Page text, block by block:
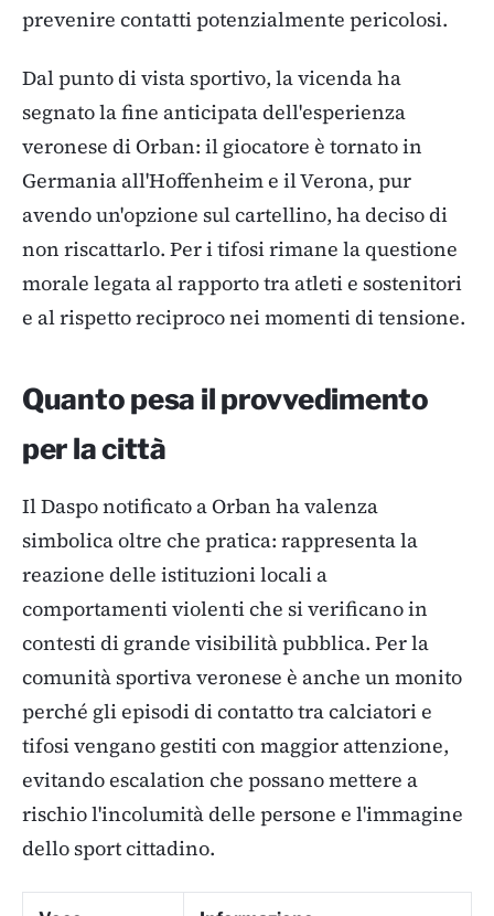
prevenire contatti potenzialmente pericolosi.
Dal punto di vista sportivo, la vicenda ha
segnato la fine anticipata dell'esperienza
veronese di Orban: il giocatore è tornato in
Germania all'Hoffenheim e il Verona, pur
avendo un'opzione sul cartellino, ha deciso di
non riscattarlo. Per i tifosi rimane la questione
morale legata al rapporto tra atleti e sostenitori
e al rispetto reciproco nei momenti di tensione.
Quanto pesa il provvedimento
per la città
Il Daspo notificato a Orban ha valenza
simbolica oltre che pratica: rappresenta la
reazione delle istituzioni locali a
comportamenti violenti che si verificano in
contesti di grande visibilità pubblica. Per la
comunità sportiva veronese è anche un monito
perché gli episodi di contatto tra calciatori e
tifosi vengano gestiti con maggior attenzione,
evitando escalation che possano mettere a
rischio l'incolumità delle persone e l'immagine
dello sport cittadino.